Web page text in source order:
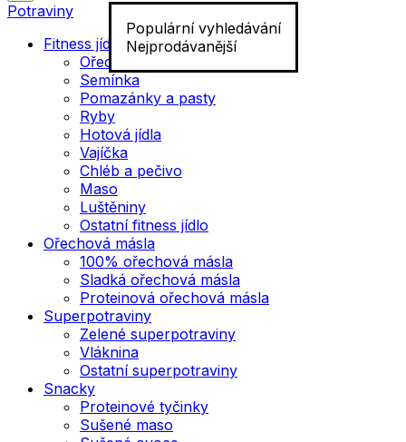
Populární vyhledávání
Nejprodávanější
Potraviny
Fitness jídlo
Ořechy
Semínka
Pomazánky a pasty
Ryby
Hotová jídla
Vajíčka
Chléb a pečivo
Maso
Luštěniny
Ostatní fitness jídlo
Ořechová másla
100% ořechová másla
Sladká ořechová másla
Proteinová ořechová másla
Superpotraviny
Zelené superpotraviny
Vláknina
Ostatní superpotraviny
Snacky
Proteinové tyčinky
Sušené maso